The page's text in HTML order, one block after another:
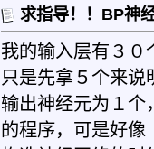
求指导！！BP神
我的输入层有３０
只是先拿５个来
输出神经元为１个
的程序，可是好像